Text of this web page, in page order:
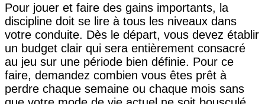
Pour jouer et faire des gains importants, la
discipline doit se lire à tous les niveaux dans
votre conduite. Dès le départ, vous devez établir
un budget clair qui sera entièrement consacré
au jeu sur une période bien définie. Pour ce
faire, demandez combien vous êtes prêt à
perdre chaque semaine ou chaque mois sans